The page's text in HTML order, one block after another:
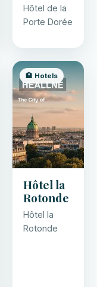
Hôtel de la
Porte Dorée
🏨 Hotels
Hôtel la
Rotonde
Hôtel la
Rotonde